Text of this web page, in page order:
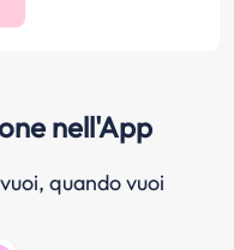
nell'App
quando vuoi